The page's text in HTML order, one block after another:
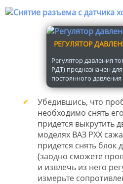
РЕГУЛЯТОР
Регулятор давления
РДТ) предназначен
постоянного давления
Убедившись, что
необходимо снять
придется выкрутить
моделях ВАЗ РХХ
придется снять блок
(заодно сможете
и извлечь из него
измерьте